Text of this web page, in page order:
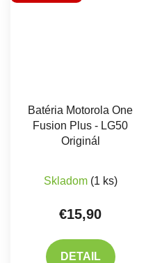
Batéria Motorola One
Fusion Plus - LG50
Originál
Skladom (1 ks)
€15,90
DETAIL